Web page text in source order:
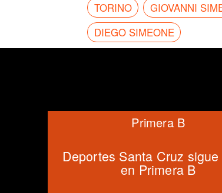
TORINO
GIOVANNI
DIEGO SIMEONE
Deportes Santa Cruz
en Primera B
Primera B